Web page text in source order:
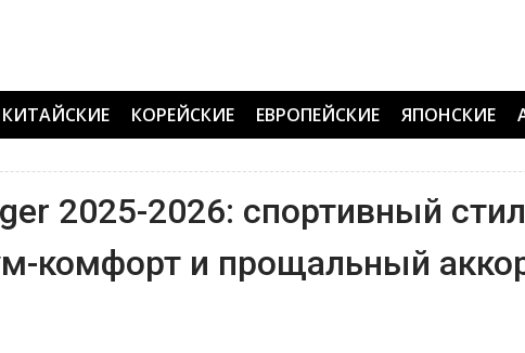
КИТАЙСКИЕ КОРЕЙСКИЕ ЕВРОПЕЙСКИЕ ЯПОНСКИЕ
2025-2026: спортивный
комфорт и прощальный